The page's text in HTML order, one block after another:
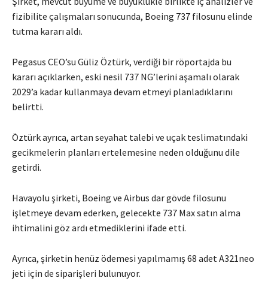
fizibilite çalışmaları sonucunda, Boeing 737 filosunu elinde
tutma kararı aldı.
Pegasus CEO’su Güliz Öztürk, verdiği bir röportajda bu
kararı açıklarken, eski nesil 737 NG’lerini aşamalı olarak
2029’a kadar kullanmaya devam etmeyi planladıklarını
belirtti.
Öztürk ayrıca, artan seyahat talebi ve uçak teslimatındaki
gecikmelerin planları ertelemesine neden olduğunu dile
getirdi.
Havayolu şirketi, Boeing ve Airbus dar gövde filosunu
işletmeye devam ederken, gelecekte 737 Max satın alma
ihtimalini göz ardı etmediklerini ifade etti.
Ayrıca, şirketin henüz ödemesi yapılmamış 68 adet A321neo
jeti için de siparişleri bulunuyor.